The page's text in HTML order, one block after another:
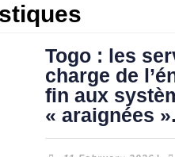
Togo : les
charge de
fin aux
« araignées ».